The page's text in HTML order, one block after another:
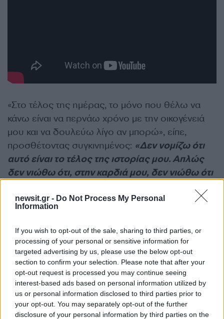
newsit.gr - Do Not Process My Personal
Information
If you wish to opt-out of the sale, sharing to third parties, or
processing of your personal or sensitive information for
targeted advertising by us, please use the below opt-out
section to confirm your selection. Please note that after your
opt-out request is processed you may continue seeing
interest-based ads based on personal information utilized by
us or personal information disclosed to third parties prior to
your opt-out. You may separately opt-out of the further
disclosure of your personal information by third parties on the
«Στο τέλος της ημέρας, το μόνο που θέλω να
κάνω είναι να περνάω χρόνο με την οικογένειά
μου και να δουλεύω λίγο αν μπορώ», είπε,
προσθέτοντας συγκινημένος: «Δεν νομίζω ότι
αυτό είναι το τέλος της ιστορίας μου. Απλώς
δεν νιώθω ότι, στην καρδιά μου, δεν νιώθω ότι
γοητευτικός Δρ. Μαρκ «ΜακΣτίμι» Σλόαν στη
δημοφιλή ιατρική σειρά Grey’s Anatomy, όπου
εμφανιζόταν από το 2006 έως το 2012.
Έχει συμμετάσχει επίσης σε ταινίες όπως Bad
Boys: Ride or Die και στη σειρά Euphoria του
HBO.